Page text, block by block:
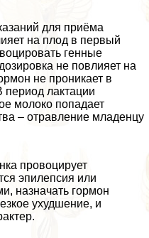
для приёма
на плод в первый
генные
не повлияет на
не проникает в
период лактации
молоко попадает
– отравление младенцу
провоцирует
эпилепсия или
назначать гормон
ухудшение, и